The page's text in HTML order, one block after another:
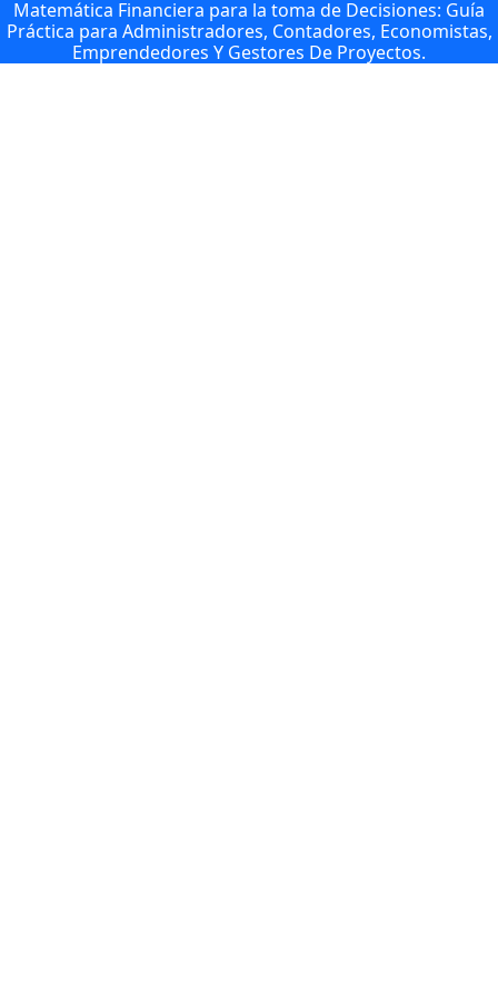
Matemática Financiera para la toma de Decisiones: Guía
Práctica para Administradores, Contadores, Economistas,
Emprendedores Y Gestores De Proyectos.